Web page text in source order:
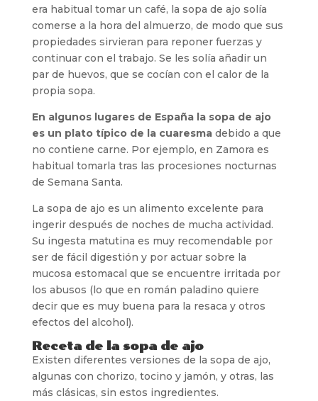
era habitual tomar un café, la sopa de ajo solía
comerse a la hora del almuerzo, de modo que sus
propiedades sirvieran para reponer fuerzas y
continuar con el trabajo. Se les solía añadir un
par de huevos, que se cocían con el calor de la
propia sopa.
En algunos lugares de España la sopa de ajo
es un plato típico de la cuaresmadebido a que
no contiene carne. Por ejemplo, en Zamora es
habitual tomarla tras las procesiones nocturnas
de Semana Santa.
La sopa de ajo es un alimento excelente para
ingerir después de noches de mucha actividad.
Su ingesta matutina es muy recomendable por
ser de fácil digestión y por actuar sobre la
mucosa estomacal que se encuentre irritada por
los abusos (lo que en román paladino quiere
decir que es muy buena para la resaca y otros
efectos del alcohol).
Receta de la sopa de ajo
Existen diferentes versiones de la sopa de ajo,
algunas con chorizo, tocino y jamón, y otras, las
más clásicas, sin estos ingredientes.